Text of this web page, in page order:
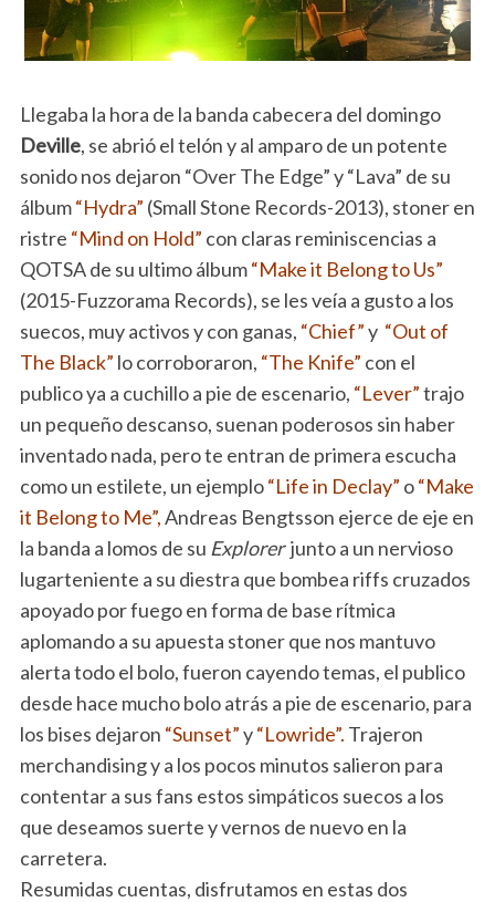
Llegaba la hora de la banda cabecera del domingo
Deville, se abrió el telón y al amparo de un potente
sonido nos dejaron “Over The Edge” y “Lava” de su
álbum“Hydra” (Small Stone Records-2013), stoner en
ristre “Mind on Hold” con claras reminiscencias a
QOTSA de su ultimo álbum“Make it Belong to Us”
(2015-Fuzzorama Records), se les veía a gusto a los
suecos, muy activos y con ganas, “Chief”y “Out of
The Black” lo corroboraron, “The Knife” con el
publico ya a cuchillo a pie de escenario, “Lever”trajo
un pequeño descanso, suenan poderosos sin haber
inventado nada, pero te entran de primera escucha
como un estilete, un ejemplo“Life in Declay” o“Make
it Belong to Me”,Andreas Bengtsson ejerce de eje en
la banda a lomos de su Explorerjunto a un nervioso
lugarteniente a su diestra que bombea riffs cruzados
apoyado por fuego en forma de base rítmica
aplomando a su apuesta stoner que nos mantuvo
alerta todo el bolo, fueron cayendo temas, el publico
desde hace mucho bolo atrás a pie de escenario, para
los bises dejaron “Sunset”y“Lowride”. Trajeron
merchandising y a los pocos minutos salieron para
contentar a sus fans estos simpáticos suecos a los
que deseamos suerte y vernos de nuevo en la
carretera.
Resumidas cuentas, disfrutamos en estas dos